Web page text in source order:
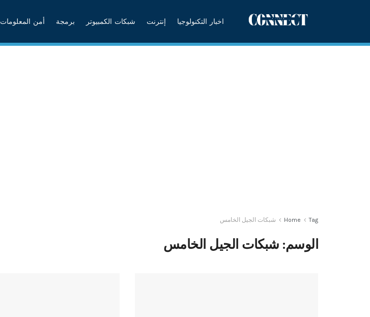
اخبار التكنولوجيا إنترنت شبكات الكمبيوتر برمجة أمن المعلومات
Home Tag شبكات الجيل الخامس
الوسم: شبكات الجيل الخامس